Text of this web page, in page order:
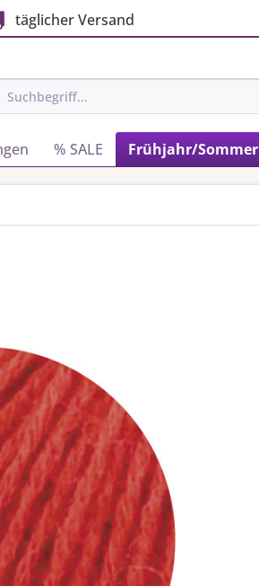
täglicher Versand
% SALE Frühjahr/Sommer